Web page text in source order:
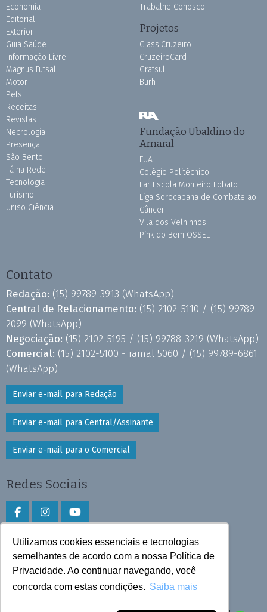
Utilizamos cookies essenciais e tecnologias
semelhantes de acordo com a nossa Política de
Privacidade. Ao continuar navegando, você
concorda com estas condições. Saiba mais
Economia
Editorial
Exterior
Guia Saúde
Informação Livre
Magnus Futsal
Motor
Pets
Receitas
Revistas
Necrologia
Presença
São Bento
Tá na Rede
Tecnologia
Turismo
Uniso Ciência
Trabalhe Conosco
Projetos
ClassiCruzeiro
CruzeiroCard
Grafsul
Burh
Fundação Ubaldino do
Amaral
FUA
Colégio Politécnico
Lar Escola Monteiro Lobato
Liga Sorocabana de Combate ao
Câncer
Vila dos Velhinhos
Pink do Bem OSSEL
Contato
Redação: (15) 99789-3913 (WhatsApp)
Central de Relacionamento: (15) 2102-5110 / (15) 99789-
2099 (WhatsApp)
Negociação: (15) 2102-5195 / (15) 99788-3219 (WhatsApp)
Comercial: (15) 2102-5100 - ramal 5060 / (15) 99789-6861
(WhatsApp)
Enviar e-mail para Redação
Enviar e-mail para Central/Assinante
Enviar e-mail para o Comercial
Redes Sociais
Faça download do aplicativo
Play Store e App Store